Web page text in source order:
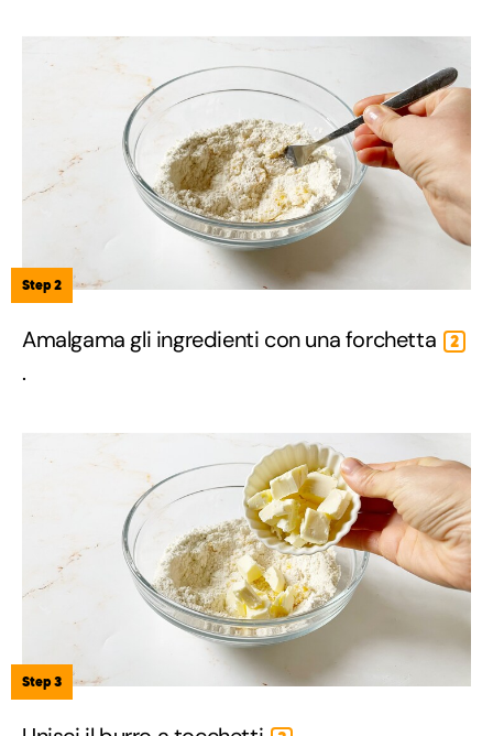
Step 2
Amalgama gli ingredienti con una forchetta 2
.
Step 3